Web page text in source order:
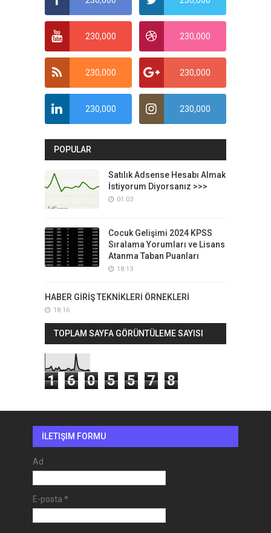
230,000 230,000
230,000 230,000
230,000 230,000
POPULAR
Satılık Adsense Hesabı Almak
İstiyorum Diyorsanız >>>
01:03
Cocuk Gelişimi 2024 KPSS
Sıralama Yorumları ve Lisans
Atanma Taban Puanları
18:13
HABER GİRİŞ TEKNİKLERİ ÖRNEKLERİ
18:16
TOPLAM SAYFA GÖRÜNTÜLEME SAYISI
1 6 0 5 5 7 8
İLETIŞIM FORMU
Ad
E-posta *